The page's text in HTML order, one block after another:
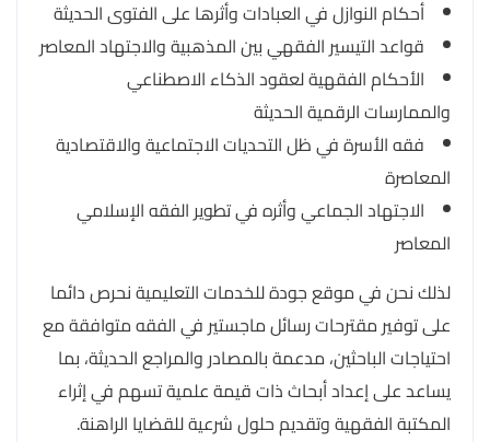
أحكام النوازل في العبادات وأثرها على الفتوى الحديثة
قواعد التيسير الفقهي بين المذهبية والاجتهاد المعاصر
الأحكام الفقهية لعقود الذكاء الاصطناعي
والممارسات الرقمية الحديثة
فقه الأسرة في ظل التحديات الاجتماعية والاقتصادية
المعاصرة
الاجتهاد الجماعي وأثره في تطوير الفقه الإسلامي
المعاصر
لذلك نحن في موقع جودة للخدمات التعليمية نحرص دائما
على توفير مقترحات رسائل ماجستير في الفقه متوافقة مع
احتياجات الباحثين، مدعمة بالمصادر والمراجع الحديثة، بما
يساعد على إعداد أبحاث ذات قيمة علمية تسهم في إثراء
المكتبة الفقهية وتقديم حلول شرعية للقضايا الراهنة.